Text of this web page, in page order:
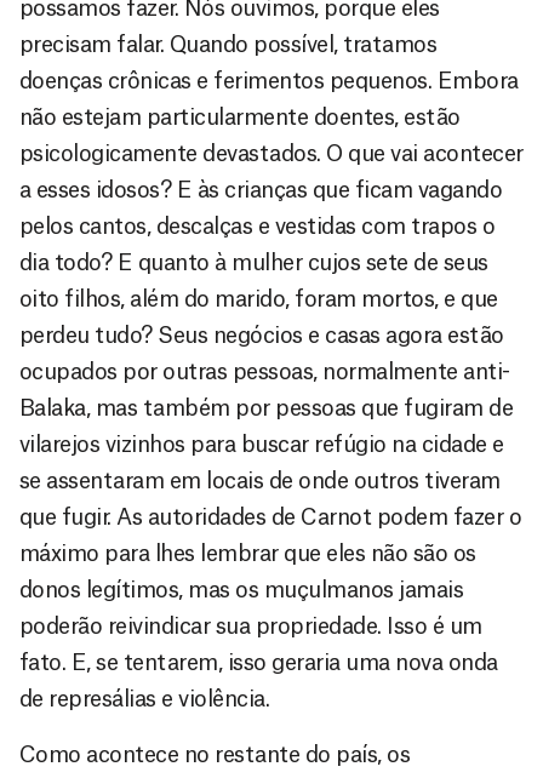
possamos fazer. Nós ouvimos, porque eles
precisam falar. Quando possível, tratamos
doenças crônicas e ferimentos pequenos. Embora
não estejam particularmente doentes, estão
psicologicamente devastados. O que vai acontecer
a esses idosos? E às crianças que ficam vagando
pelos cantos, descalças e vestidas com trapos o
dia todo? E quanto à mulher cujos sete de seus
oito filhos, além do marido, foram mortos, e que
perdeu tudo? Seus negócios e casas agora estão
ocupados por outras pessoas, normalmente anti-
Balaka, mas também por pessoas que fugiram de
vilarejos vizinhos para buscar refúgio na cidade e
se assentaram em locais de onde outros tiveram
que fugir. As autoridades de Carnot podem fazer o
máximo para lhes lembrar que eles não são os
donos legítimos, mas os muçulmanos jamais
poderão reivindicar sua propriedade. Isso é um
fato. E, se tentarem, isso geraria uma nova onda
de represálias e violência.
Como acontece no restante do país, os